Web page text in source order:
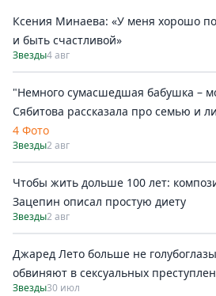
Ксения Минаева: «У меня хорошо
и быть счастливой»
Звезды4 авг
"Немного сумасшедшая бабушка –
Сябитова рассказала про семью и
4 Фото
Звезды2 авг
Чтобы жить дольше 100 лет:
Зацепин описал простую диету
Звезды2 авг
Джаред Лето больше не
обвиняют в сексуальных
Звезды30 июл